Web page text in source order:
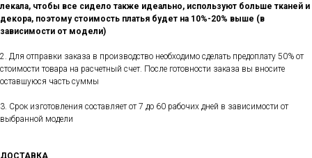
лекала, чтобы все сидело также идеально, используют больше тканей и
декора, поэтому стоимость платья будет на 10%-20% выше (в
зависимости от модели)
2. Для отправки заказа в производство необходимо сделать предоплату 50% от
стоимости товара на расчетный счет. После готовности заказа вы вносите
оставшуюся часть суммы
3. Срок изготовления составляет от 7 до 60 рабочих дней в зависимости от
выбранной модели